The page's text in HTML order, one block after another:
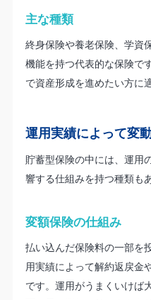
主な種類
終身保険や養老保険、学資
機能を持つ代表的な保険で
で資産形成を進めたい方に
運用実績によって変
貯蓄型保険の中には、運用
響する仕組みを持つ種類も
変額保険の仕組み
払い込んだ保険料の一部を
用実績によって解約返戻金
です。運用がうまくいけば